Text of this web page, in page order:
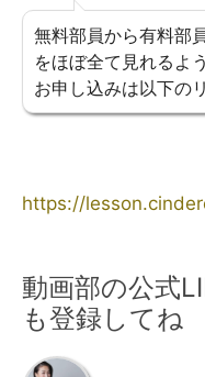
無料部員から有料部
をほぼ全て見れるよ
お申し込みは以下の
https://
動画部の公式
も登録してね